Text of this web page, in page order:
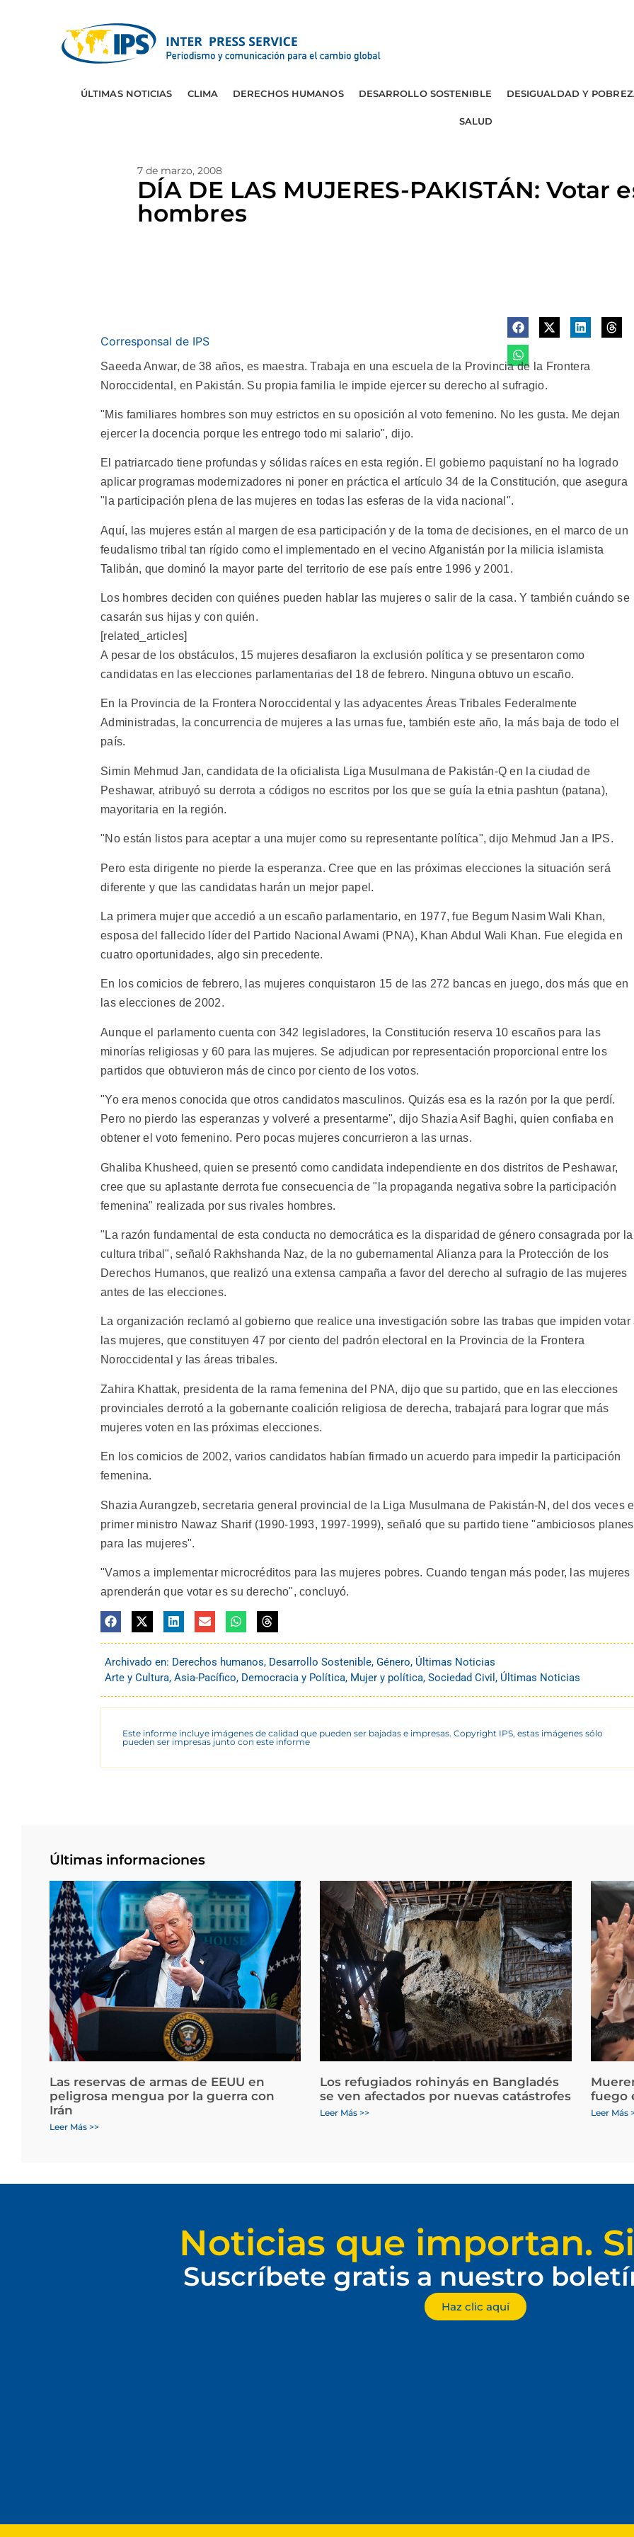
ÚLTIMAS NOTICIAS CLIMA DERECHOS HUMANOS DESARROLLO SOSTENIBLE DESIGUALDAD Y
SALUD
7 de marzo, 2008
DÍA DE LAS MUJERES-PAKISTÁN: Votar
hombres
Corresponsal de IPS
Saeeda Anwar, de 38 años, es maestra. Trabaja en una escuela de la Provincia de la Frontera
Noroccidental, en Pakistán. Su propia familia le impide ejercer su derecho al sufragio.
"Mis familiares hombres son muy estrictos en su oposición al voto femenino. No les gusta. Me dejan
ejercer la docencia porque les entrego todo mi salario", dijo.
El patriarcado tiene profundas y sólidas raíces en esta región. El gobierno paquistaní no ha logrado
aplicar programas modernizadores ni poner en práctica el artículo 34 de la Constitución, que asegura
"la participación plena de las mujeres en todas las esferas de la vida nacional".
Aquí, las mujeres están al margen de esa participación y de la toma de decisiones, en el marco de un
feudalismo tribal tan rígido como el implementado en el vecino Afganistán por la milicia islamista
Talibán, que dominó la mayor parte del territorio de ese país entre 1996 y 2001.
Los hombres deciden con quiénes pueden hablar las mujeres o salir de la casa. Y también cuándo se
casarán sus hijas y con quién.
[related_articles]
A pesar de los obstáculos, 15 mujeres desafiaron la exclusión política y se presentaron como
candidatas en las elecciones parlamentarias del 18 de febrero. Ninguna obtuvo un escaño.
En la Provincia de la Frontera Noroccidental y las adyacentes Áreas Tribales Federalmente
Administradas, la concurrencia de mujeres a las urnas fue, también este año, la más baja de todo el
país.
Simin Mehmud Jan, candidata de la oficialista Liga Musulmana de Pakistán-Q en la ciudad de
Peshawar, atribuyó su derrota a códigos no escritos por los que se guía la etnia pashtun (patana),
mayoritaria en la región.
"No están listos para aceptar a una mujer como su representante política", dijo Mehmud Jan a IPS.
Pero esta dirigente no pierde la esperanza. Cree que en las próximas elecciones la situación será
diferente y que las candidatas harán un mejor papel.
La primera mujer que accedió a un escaño parlamentario, en 1977, fue Begum Nasim Wali Khan,
esposa del fallecido líder del Partido Nacional Awami (PNA), Khan Abdul Wali Khan. Fue elegida en
cuatro oportunidades, algo sin precedente.
En los comicios de febrero, las mujeres conquistaron 15 de las 272 bancas en juego, dos más que en
las elecciones de 2002.
Aunque el parlamento cuenta con 342 legisladores, la Constitución reserva 10 escaños para las
minorías religiosas y 60 para las mujeres. Se adjudican por representación proporcional entre los
partidos que obtuvieron más de cinco por ciento de los votos.
"Yo era menos conocida que otros candidatos masculinos. Quizás esa es la razón por la que perdí.
Pero no pierdo las esperanzas y volveré a presentarme", dijo Shazia Asif Baghi, quien confiaba en
obtener el voto femenino. Pero pocas mujeres concurrieron a las urnas.
Ghaliba Khusheed, quien se presentó como candidata independiente en dos distritos de Peshawar,
cree que su aplastante derrota fue consecuencia de "la propaganda negativa sobre la participación
femenina" realizada por sus rivales hombres.
"La razón fundamental de esta conducta no democrática es la disparidad de género consagrada por la
cultura tribal", señaló Rakhshanda Naz, de la no gubernamental Alianza para la Protección de los
Derechos Humanos, que realizó una extensa campaña a favor del derecho al sufragio de las mujeres
antes de las elecciones.
La organización reclamó al gobierno que realice una investigación sobre las trabas que impiden votar
las mujeres, que constituyen 47 por ciento del padrón electoral en la Provincia de la Frontera
Noroccidental y las áreas tribales.
Zahira Khattak, presidenta de la rama femenina del PNA, dijo que su partido, que en las elecciones
provinciales derrotó a la gobernante coalición religiosa de derecha, trabajará para lograr que más
mujeres voten en las próximas elecciones.
En los comicios de 2002, varios candidatos habían firmado un acuerdo para impedir la participación
femenina.
Shazia Aurangzeb, secretaria general provincial de la Liga Musulmana de Pakistán-N, del dos veces
primer ministro Nawaz Sharif (1990-1993, 1997-1999), señaló que su partido tiene "ambiciosos planes
para las mujeres".
"Vamos a implementar microcréditos para las mujeres pobres. Cuando tengan más poder, las mujeres
aprenderán que votar es su derecho", concluyó.
Archivado en: Derechos humanos, Desarrollo Sostenible, Género, Últimas Noticias
Arte y Cultura, Asia-Pacífico, Democracia y Política, Mujer y política, Sociedad Civil , Últimas Noticias
Este informe incluye imágenes de calidad que pueden ser bajadas e impresas. Copyright IPS, estas imágenes sólo
pueden ser impresas junto con este informe
Últimas informaciones
Las reservas de armas de EEUU en
peligrosa mengua por la guerra con
Irán
Leer Más >>
Los refugiados rohinyás en Bangladés
se ven afectados por nuevas catástrofes
Leer Más >>
fuego
Leer Más
Noticias que importan.
Suscríbete gratis a nuestro
Haz clic aquí